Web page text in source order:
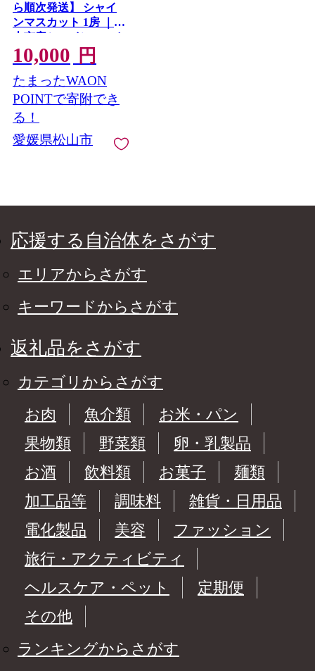
ら順次発送】 シャイ
ンマスカット 1房 ｜松
山市産シャインマスカ
ット 種なし ますかっ
と ぶどう 大粒 果物 お
すすめ フルーツ うま
い 酸味 松山 愛
10,000 円
たまったWAON
POINTで寄附でき
る！
愛媛県松山市
応援する自治体をさがす
エリアからさがす
キーワードからさがす
返礼品をさがす
カテゴリからさがす
お肉
魚介類
お米・パン
果物類
野菜類
卵・乳製品
お酒
飲料類 お菓子
麺類
加工品等
調味料
雑貨・日用品
電化製品
美容
ファッション
旅行・アクティビティ
ヘルスケア・ペット
定期便
その他
ランキングからさがす